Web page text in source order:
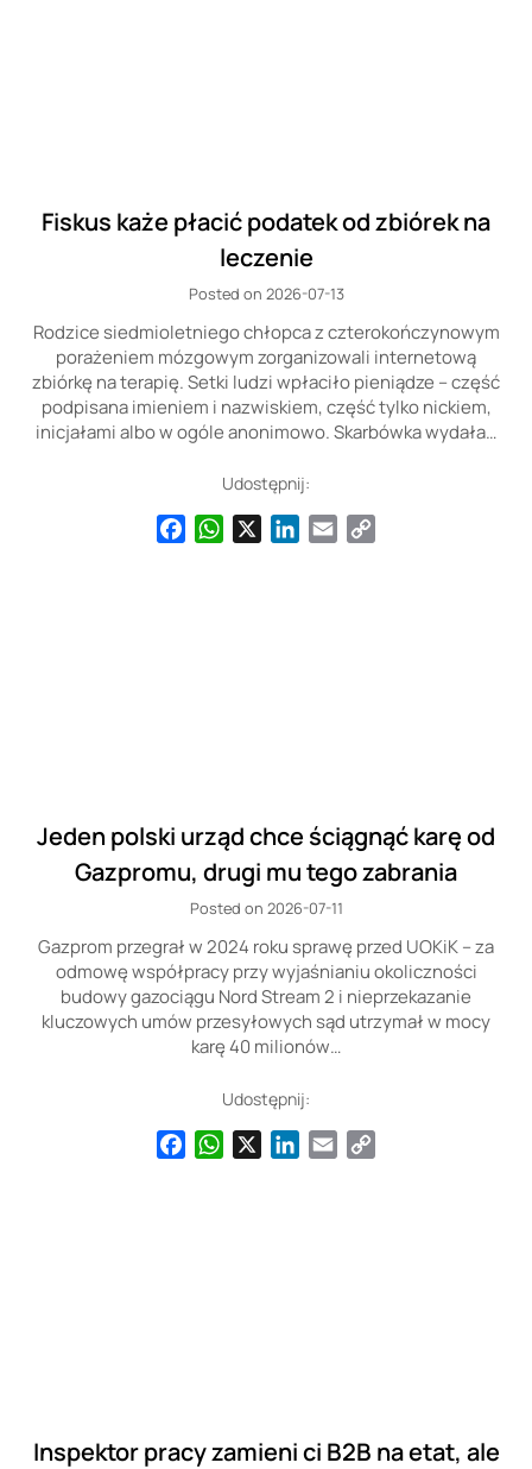
Fiskus każe płacić podatek od zbiórek na
leczenie
Posted on 2026-07-13
Rodzice siedmioletniego chłopca z czterokończynowym
porażeniem mózgowym zorganizowali internetową
zbiórkę na terapię. Setki ludzi wpłaciło pieniądze – część
podpisana imieniem i nazwiskiem, część tylko nickiem,
inicjałami albo w ogóle anonimowo. Skarbówka wydała…
Udostępnij:
FacebookWhatsAppLinkedIn
Email
Jeden polski urząd chce ściągnąć karę od
Gazpromu, drugi mu tego zabrania
Posted on 2026-07-11
Gazprom przegrał w 2024 roku sprawę przed UOKiK – za
odmowę współpracy przy wyjaśnianiu okoliczności
budowy gazociągu Nord Stream 2 i nieprzekazanie
kluczowych umów przesyłowych sąd utrzymał w mocy
karę 40 milionów…
Udostępnij:
FacebookWhatsAppLinkedIn
Email
Inspektor pracy zamieni ci B2B na etat, ale